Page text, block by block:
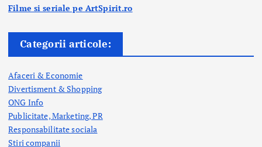
Filme si seriale pe ArtSpirit.ro
Categorii articole:
Afaceri & Economie
Divertisment & Shopping
ONG Info
Publicitate, Marketing, PR
Responsabilitate sociala
Stiri companii